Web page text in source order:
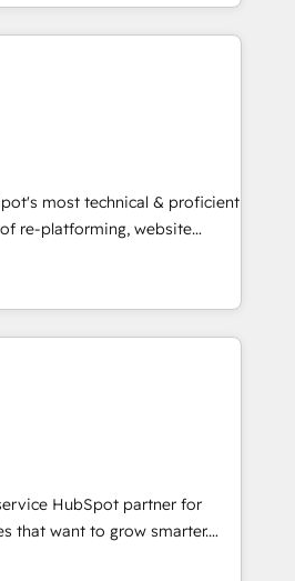
over 25,000+ customers so
and build a better
and customers.
most technical & proficient
re-platforming, website
We specialize in multi-hub
market & enterprise
Technical Expertise Impact
Migration Excellence Impact
Partner 🏆2019
Impact Award 🏆2019
HubSpot Impact Award 🏆
HubSpot Impact Award 🏆2017
Agency of the Year 🏆2016
HubSpot partner for
that want to grow smarter.
to training, from